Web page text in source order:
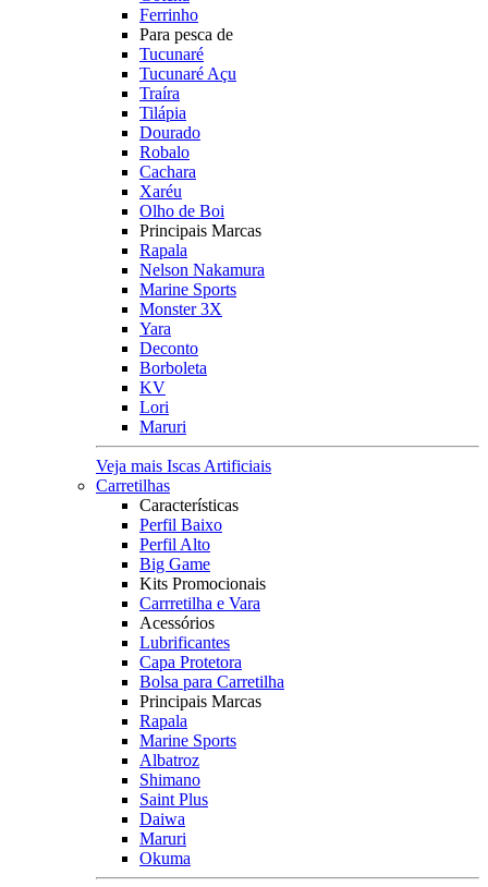
Ferrinho
Para pesca de
Tucunaré
Tucunaré Açu
Traíra
Tilápia
Dourado
Robalo
Cachara
Xaréu
Olho de Boi
Principais Marcas
Rapala
Nelson Nakamura
Marine Sports
Monster 3X
Yara
Deconto
Borboleta
KV
Lori
Maruri
Veja mais Iscas Artificiais
Carretilhas
Características
Perfil Baixo
Perfil Alto
Big Game
Kits Promocionais
Carrretilha e Vara
Acessórios
Lubrificantes
Capa Protetora
Bolsa para Carretilha
Principais Marcas
Rapala
Marine Sports
Albatroz
Shimano
Saint Plus
Daiwa
Maruri
Okuma